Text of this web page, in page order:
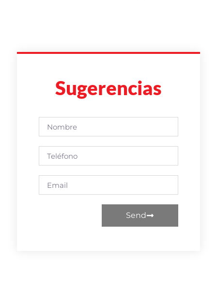
Sugerencias
Send